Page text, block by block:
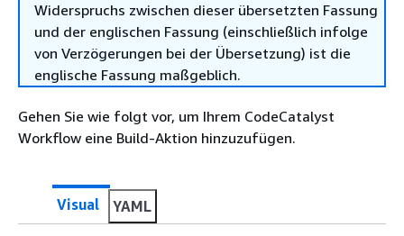
Widerspruchs zwischen dieser übersetzten Fassung
und der englischen Fassung (einschließlich infolge
von Verzögerungen bei der Übersetzung) ist die
englische Fassung maßgeblich.
Gehen Sie wie folgt vor, um Ihrem CodeCatalyst
Workflow eine Build-Aktion hinzuzufügen.
Visual YAML